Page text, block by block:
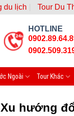
du lịch Tour Du
HOTLINE
Ngoài Tour Khác
hướng